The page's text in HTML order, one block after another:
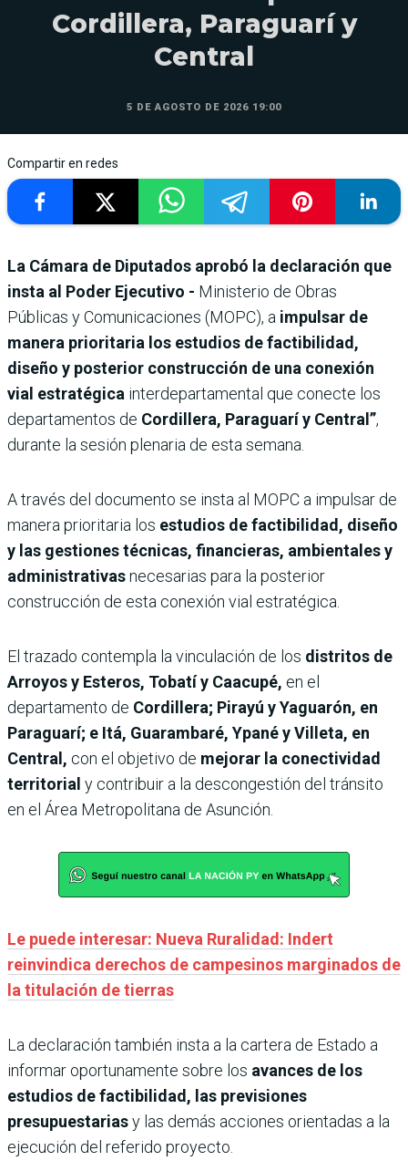
Cordillera, Paraguarí y
Central
5 DE AGOSTO DE 2026 19:00
Compartir en redes
La Cámara de Diputados aprobó la declaración que
insta al Poder Ejecutivo - Ministerio de Obras
Públicas y Comunicaciones (MOPC), a impulsar de
manera prioritaria los estudios de factibilidad,
diseño y posterior construcción de una conexión
vial estratégica interdepartamental que conecte los
departamentos de Cordillera, Paraguarí y Central”,
durante la sesión plenaria de esta semana.
A través del documento se insta al MOPC a impulsar de
manera prioritaria los estudios de factibilidad, diseño
y las gestiones técnicas, financieras, ambientales y
administrativasnecesarias para la posterior
construcción de esta conexión vial estratégica.
El trazado contempla la vinculación de los distritos de
Arroyos y Esteros, Tobatí y Caacupé, en el
departamento de Cordillera; Pirayú y Yaguarón, en
Paraguarí; e Itá, Guarambaré, Ypané y Villeta, en
Central, con el objetivo de mejorar la conectividad
territorial y contribuir a la descongestión del tránsito
en el Área Metropolitana de Asunción.
Le puede interesar: Nueva Ruralidad: Indert
reinvindica derechos de campesinos marginados de
la titulación de tierras
La declaración también insta a la cartera de Estado a
informar oportunamente sobre los avances de los
estudios de factibilidad, las previsiones
presupuestariasy las demás acciones orientadas a la
ejecución del referido proyecto.